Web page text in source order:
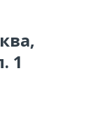
1